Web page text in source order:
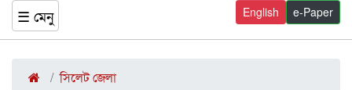
☰ মেনু e-Paper
English
সিলেট জেলা